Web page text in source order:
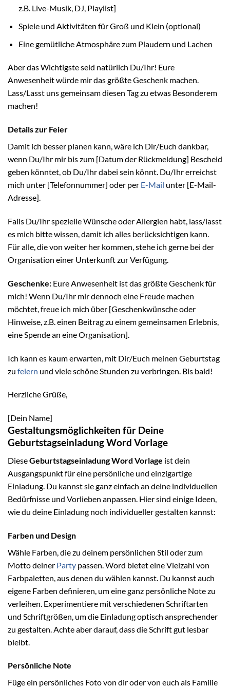
z.B. Live-Musik, DJ, Playlist]
Spiele und Aktivitäten für Groß und Klein (optional)
Eine gemütliche Atmosphäre zum Plaudern und Lachen
Aber das Wichtigste seid natürlich Du/Ihr! Eure
Anwesenheit würde mir das größte Geschenk machen.
Lass/Lasst uns gemeinsam diesen Tag zu etwas Besonderem
machen!
Details zur Feier
Damit ich besser planen kann, wäre ich Dir/Euch dankbar,
wenn Du/Ihr mir bis zum [Datum der Rückmeldung] Bescheid
geben könntet, ob Du/Ihr dabei sein könnt. Du/Ihr erreichst
mich unter [Telefonnummer] oder per E-Mail unter [E-Mail-
Adresse].
Falls Du/Ihr spezielle Wünsche oder Allergien habt, lass/lasst
es mich bitte wissen, damit ich alles berücksichtigen kann.
Für alle, die von weiter her kommen, stehe ich gerne bei der
Organisation einer Unterkunft zur Verfügung.
Geschenke: Eure Anwesenheit ist das größte Geschenk für
mich! Wenn Du/Ihr mir dennoch eine Freude machen
möchtet, freue ich mich über [Geschenkwünsche oder
Hinweise, z.B. einen Beitrag zu einem gemeinsamen Erlebnis,
eine Spende an eine Organisation].
Ich kann es kaum erwarten, mit Dir/Euch meinen Geburtstag
zu feiern und viele schöne Stunden zu verbringen. Bis bald!
Herzliche Grüße,
[Dein Name]
Gestaltungsmöglichkeiten für Deine
Geburtstagseinladung Word Vorlage
DieseGeburtstagseinladung Word Vorlage ist dein
Ausgangspunkt für eine persönliche und einzigartige
Einladung. Du kannst sie ganz einfach an deine individuellen
Bedürfnisse und Vorlieben anpassen. Hier sind einige Ideen,
wie du deine Einladung noch individueller gestalten kannst:
Farben und Design
Wähle Farben, die zu deinem persönlichen Stil oder zum
Motto deiner Party passen. Word bietet eine Vielzahl von
Farbpaletten, aus denen du wählen kannst. Du kannst auch
eigene Farben definieren, um eine ganz persönliche Note zu
verleihen. Experimentiere mit verschiedenen Schriftarten
und Schriftgrößen, um die Einladung optisch ansprechender
zu gestalten. Achte aber darauf, dass die Schrift gut lesbar
bleibt.
Persönliche Note
Füge ein persönliches Foto von dir oder von euch als Familie